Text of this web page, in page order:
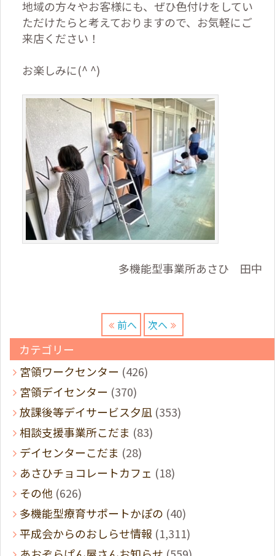
地域の方々やお客様にも、ぜひ色付けをしてい
ただけたらと考えておりますので、お気軽にご
来店ください！
お楽しみに(^ ^)
多機能型事業所あさひ 田中
前へ 次へ
カテゴリー
宮領ワークセンター (426)
宮領デイセンター (370)
放課後等デイサービス夕凪 (353)
相談支援事業所こだま (83)
デイセンターこだま (28)
あさひチョコレートカフェ (18)
その他 (626)
多機能型療育サポートかぽの (40)
平成会からのおしらせ情報 (1,311)